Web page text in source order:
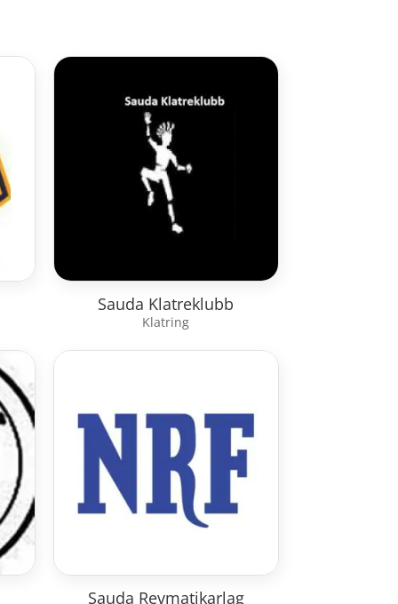
Sauda Klatreklubb
Klatring
Sauda Revmatikarlag